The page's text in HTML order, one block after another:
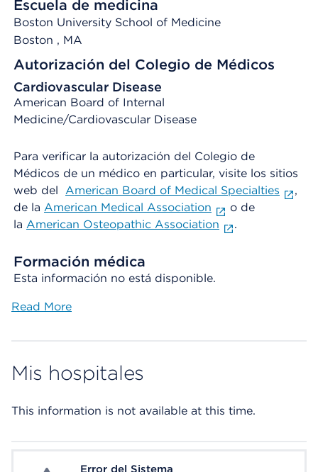
Escuela de medicina
Boston University School of Medicine
Boston , MA
Autorización del Colegio de Médicos
Cardiovascular Disease
American Board of Internal
Medicine/Cardiovascular Disease
Para verificar la autorización del Colegio de
Médicos de un médico en particular, visite los sitios
web del American Board of Medical Specialties
,
de la American Medical Association
o de
la American Osteopathic Association .
Formación médica
Esta información no está disponible.
Read More
Mis hospitales
This information is not available at this time.
Error del Sistema